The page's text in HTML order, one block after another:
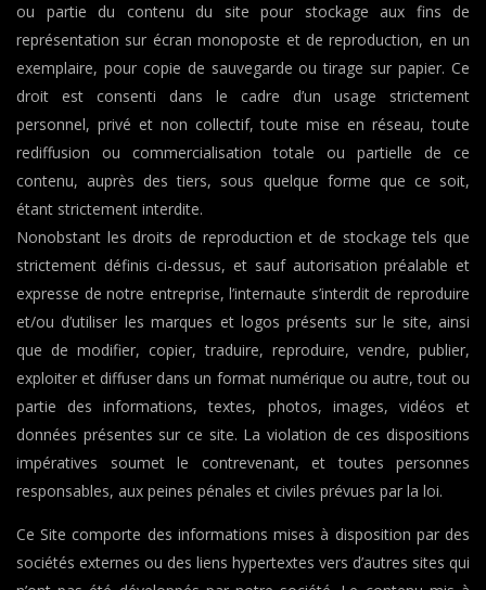
ou partie du contenu du site pour stockage aux fins de
représentation sur écran monoposte et de reproduction, en un
exemplaire, pour copie de sauvegarde ou tirage sur papier. Ce
droit est consenti dans le cadre d’un usage strictement
personnel, privé et non collectif, toute mise en réseau, toute
rediffusion ou commercialisation totale ou partielle de ce
contenu, auprès des tiers, sous quelque forme que ce soit,
étant strictement interdite.
Nonobstant les droits de reproduction et de stockage tels que
strictement définis ci-dessus, et sauf autorisation préalable et
expresse de notre entreprise, l’internaute s’interdit de reproduire
et/ou d’utiliser les marques et logos présents sur le site, ainsi
que de modifier, copier, traduire, reproduire, vendre, publier,
exploiter et diffuser dans un format numérique ou autre, tout ou
partie des informations, textes, photos, images, vidéos et
données présentes sur ce site. La violation de ces dispositions
impératives soumet le contrevenant, et toutes personnes
responsables, aux peines pénales et civiles prévues par la loi.
Ce Site comporte des informations mises à disposition par des
sociétés externes ou des liens hypertextes vers d’autres sites qui